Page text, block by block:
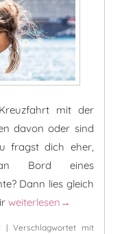
mit der
davon oder sind
fragst dich eher,
Bord eines
Dann lies gleich
Schiff ahoi! Familienzeit
weiterlesen →
| Verschlagwortet mit